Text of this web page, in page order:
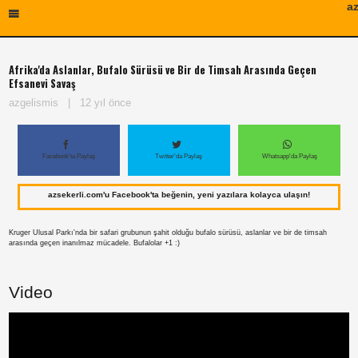
Afrika'da Aslanlar, Bufalo Sürüsü ve Bir de Timsah Arasında Geçen
Efsanevi Savaş
azgelismis 12 yıl önce
Facebook'ta Paylaş Twitter'da Paylaş Whatsapp'da Paylaş
azsekerli.com'u Facebook'ta beğenin, yeni yazılara kolayca ulaşın!
Kruger Ulusal Parkı'nda bir safari grubunun şahit olduğu bufalo sürüsü, aslanlar ve bir de timsah
arasında geçen inanılmaz mücadele. Bufalolar +1 :)
Video